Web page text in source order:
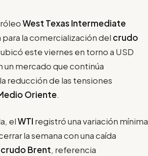
West Texas Intermediate
para la comercialización del crudo
ubicó este viernes en torno a USD
un mercado que continúa
reducción de las tensiones
Oriente.
elWTI registró una variación mínima
la semana con una caída
crudo Brent, referencia